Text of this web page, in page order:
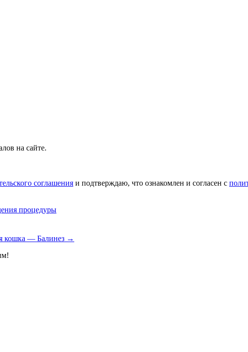
на сайте.
соглашения и подтверждаю, что ознакомлен и согласен с
процедуры
кошка — Балинез →